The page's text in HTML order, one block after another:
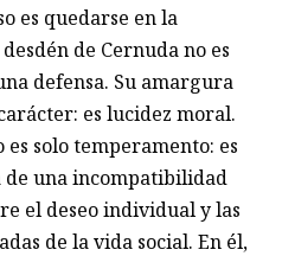
es quedarse en la
de Cernuda no es
defensa. Su amargura
es lucidez moral.
es solo temperamento: es
de una incompatibilidad
el deseo individual y las
de la vida social. En él,